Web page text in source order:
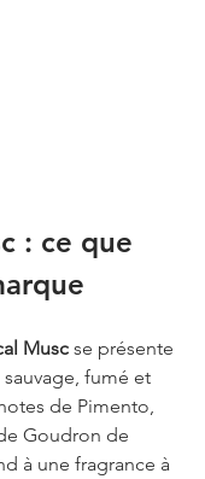
: ce que
Musc se présente
fumé et
de Pimento,
Goudron de
à une fragrance à